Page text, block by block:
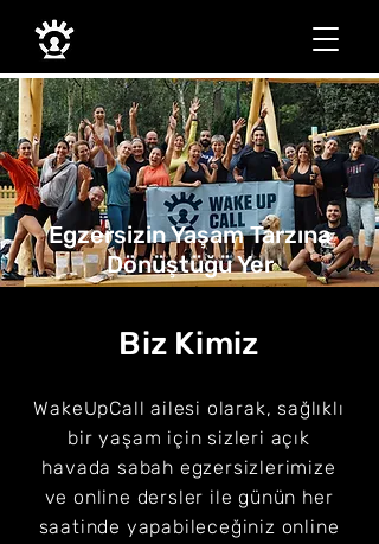
Egzersizin Yaşam Tarzına
Dönüştüğü Yer
Biz Kimiz
WakeUpCall ailesi olarak, sağlıklı
bir yaşam için sizleri açık
havada sabah egzersizlerimize
ve online dersler ile günün her
saatinde yapabileceğiniz online